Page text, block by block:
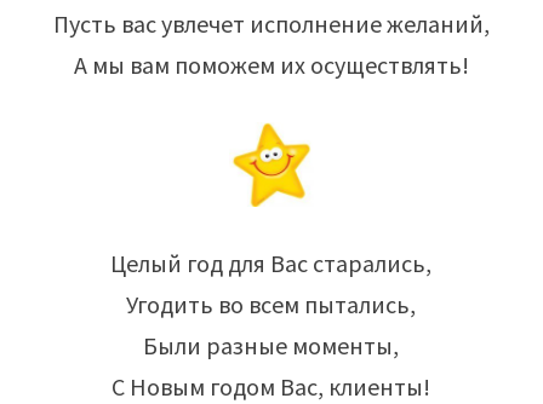
Пусть вас увлечет исполнение желаний,
А мы вам поможем их осуществлять!
Целый год для Вас старались,
Угодить во всем пытались,
Были разные моменты,
С Новым годом Вас, клиенты!